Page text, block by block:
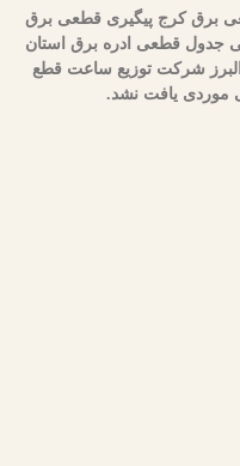
برق کرج پیگیری قطعی برق
قطعی ادره برق استان
شرکت توزیع ساعت قطع
موردی یافت نشد.